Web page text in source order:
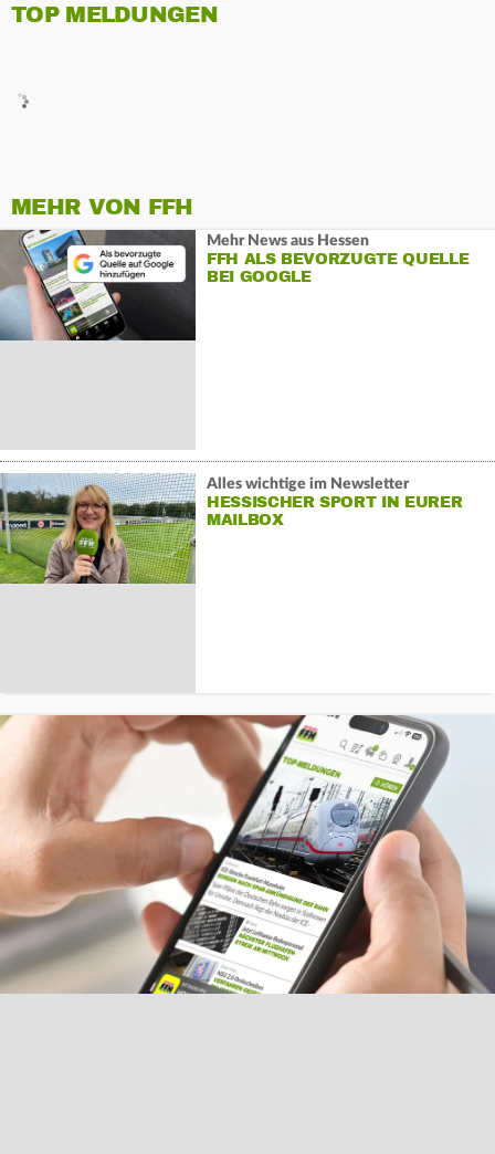
TOP MELDUNGEN
MEHR VON FFH
Mehr News aus Hessen
FFH ALS BEVORZUGTE QUELLE
BEI GOOGLE
Alles wichtige im Newsletter
HESSISCHER SPORT IN EURER
MAILBOX